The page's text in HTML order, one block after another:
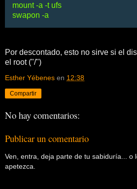
mount -a -t ufs
swapon -a
Por descontado, esto no sirve si el
el root ("/")
Esther Yébenes en 12:38
Compartir
No hay comentarios:
Publicar un comentario
Ven, entra, deja parte de tu sabiduría... o
apetezca.